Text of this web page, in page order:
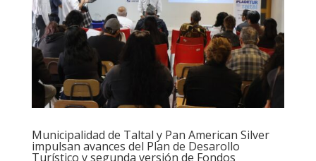
Municipalidad de Taltal y Pan American Silver
impulsan avances del Plan de Desarollo
Turístico y segunda versión de Fondos